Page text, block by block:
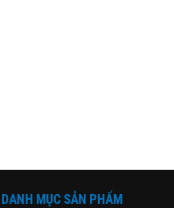
DANH MỤC SẢN PHẨM